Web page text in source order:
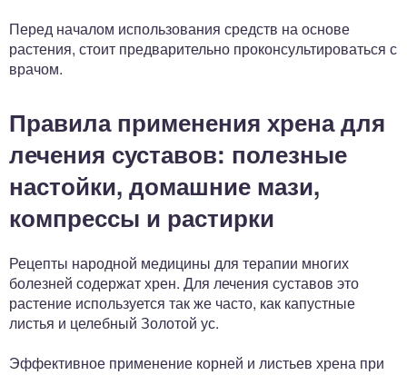
Перед началом использования средств на основе
растения, стоит предварительно проконсультироваться с
врачом.
Правила применения хрена для
лечения суставов: полезные
настойки, домашние мази,
компрессы и растирки
Рецепты народной медицины для терапии многих
болезней содержат хрен. Для лечения суставов это
растение используется так же часто, как капустные
листья и целебный Золотой ус.
Эффективное применение корней и листьев хрена при